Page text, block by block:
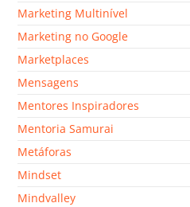
Marketing Multinível
Marketing no Google
Marketplaces
Mensagens
Mentores Inspiradores
Mentoria Samurai
Metáforas
Mindset
Mindvalley